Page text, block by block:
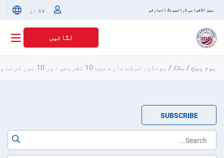
بین الاقوامی ڈرائیونگ اتھارٹی لاگ ان
لگائیں
ہوم پیج / بلاگ/ ہونڈوراس کے بارے میں 10 تفریحی اور 10 بور کرنے والے حقائق
SUBSCRIBE